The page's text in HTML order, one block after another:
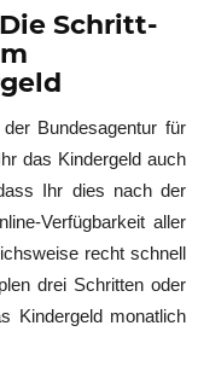
Schritt-
Bundesagentur für
das Kindergeld auch
Ihr dies nach der
Verfügbarkeit aller
recht schnell
drei Schritten oder
Kindergeld monatlich